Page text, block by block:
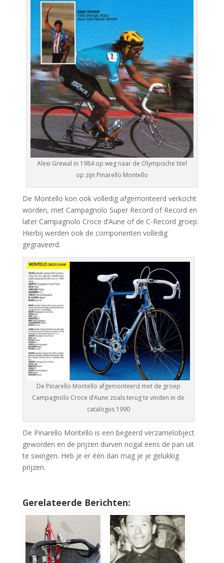
Alexi Grewal in 1984 op weg naar de Olympische titel
op zijn Pinarello Montello
De Montello kon ook volledig afgemonteerd verkocht
worden, met Campagnolo Super Record of Record en
later Campagnolo Croce d’Aune of de C-Record groep.
Hierbij werden ook de componenten volledig
gegraveerd.
De Pinarello Montello afgemonteerd met de groep
Campagnolo Croce d’Aune zoals terug te vinden in de
catalogus 1990
De Pinarello Montello is een begeerd verzamelobject
geworden en de prijzen durven nogal eens de pan uit
te swingen. Heb je er één dan mag je je gelukkig
prijzen.
Gerelateerde Berichten: